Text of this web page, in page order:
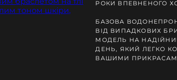
РОКИ ВПЕВНЕНОГО
БАЗОВА
ВІД ВИПАДКОВИХ
МОДЕЛЬ НА
ДЕНЬ, ЯКИЙ ЛЕГКО
ВАШИМИ